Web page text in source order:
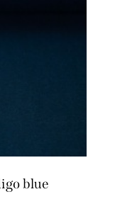
blue